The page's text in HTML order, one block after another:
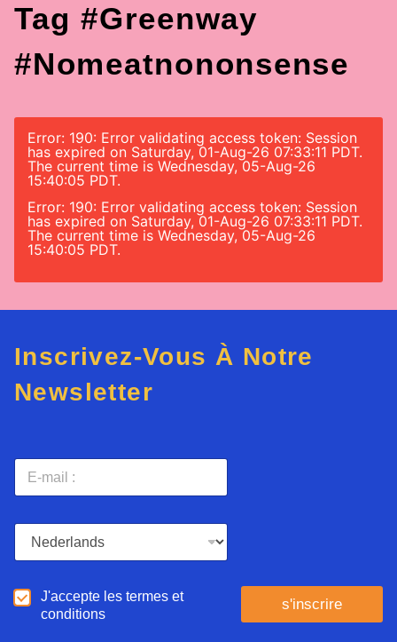
Tag #greenway
#nomeatnononsense
Error: 190: Error validating access token: Session
has expired on Saturday, 01-Aug-26 07:33:11 PDT.
The current time is Wednesday, 05-Aug-26
15:40:05 PDT.
Error: 190: Error validating access token: Session
has expired on Saturday, 01-Aug-26 07:33:11 PDT.
The current time is Wednesday, 05-Aug-26
15:40:05 PDT.
Inscrivez-Vous À Notre
Newsletter
E
m
L
n
u
D
J'accepte les termes et
conditions
s'inscrire